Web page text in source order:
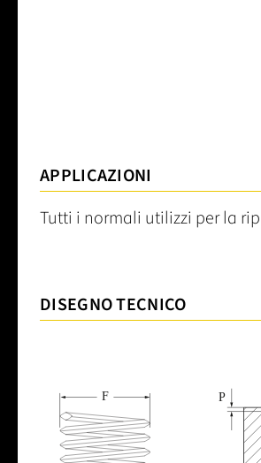
APPLICAZIONI
Tutti i normali utilizzi per la
DISEGNO TECNICO